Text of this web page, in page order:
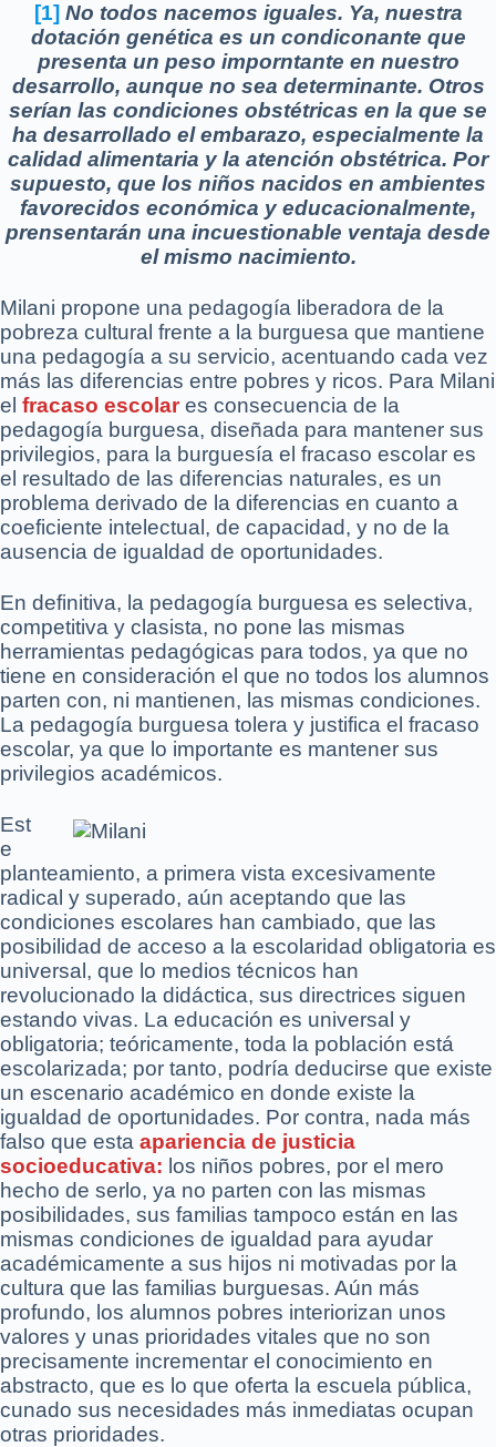
[1] No todos nacemos iguales. Ya, nuestra
dotación genética es un condiconante que
presenta un peso imporntante en nuestro
desarrollo, aunque no sea determinante. Otros
serían las condiciones obstétricas en la que se
ha desarrollado el embarazo, especialmente la
calidad alimentaria y la atención obstétrica. Por
supuesto, que los niños nacidos en ambientes
favorecidos económica y educacionalmente,
prensentarán una incuestionable ventaja desde
el mismo nacimiento.
Milani propone una pedagogía liberadora de la
pobreza cultural frente a la burguesa que mantiene
una pedagogía a su servicio, acentuando cada vez
más las diferencias entre pobres y ricos. Para Milani
el fracaso escolar es consecuencia de la
pedagogía burguesa, diseñada para mantener sus
privilegios, para la burguesía el fracaso escolar es
el resultado de las diferencias naturales, es un
problema derivado de la diferencias en cuanto a
coeficiente intelectual, de capacidad, y no de la
ausencia de igualdad de oportunidades.
En definitiva, la pedagogía burguesa es selectiva,
competitiva y clasista, no pone las mismas
herramientas pedagógicas para todos, ya que no
tiene en consideración el que no todos los alumnos
parten con, ni mantienen, las mismas condiciones.
La pedagogía burguesa tolera y justifica el fracaso
escolar, ya que lo importante es mantener sus
privilegios académicos.
Est
e
planteamiento, a primera vista excesivamente
radical y superado, aún aceptando que las
condiciones escolares han cambiado, que las
posibilidad de acceso a la escolaridad obligatoria es
universal, que lo medios técnicos han
revolucionado la didáctica, sus directrices siguen
estando vivas. La educación es universal y
obligatoria; teóricamente, toda la población está
escolarizada; por tanto, podría deducirse que existe
un escenario académico en donde existe la
igualdad de oportunidades. Por contra, nada más
falso que esta apariencia de justicia
socioeducativa: los niños pobres, por el mero
hecho de serlo, ya no parten con las mismas
posibilidades, sus familias tampoco están en las
mismas condiciones de igualdad para ayudar
académicamente a sus hijos ni motivadas por la
cultura que las familias burguesas. Aún más
profundo, los alumnos pobres interiorizan unos
valores y unas prioridades vitales que no son
precisamente incrementar el conocimiento en
abstracto, que es lo que oferta la escuela pública,
cunado sus necesidades más inmediatas ocupan
otras prioridades.